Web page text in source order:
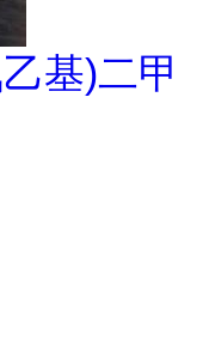
基)二甲